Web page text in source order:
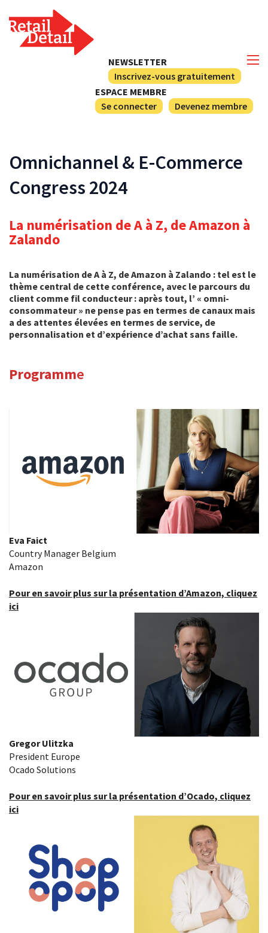
NEWSLETTER
Inscrivez-vous gratuitement
ESPACE MEMBRE
Se connecter
Devenez membre
Omnichannel & E-Commerce
Congress 2024
La numérisation de A à Z, de Amazon à
Zalando
La numérisation de A à Z, de Amazon à Zalando : tel est le
thème central de cette conférence, avec le parcours du
client comme fil conducteur : après tout, l’ « omni-
consommateur » ne pense pas en termes de canaux mais
a des attentes élevées en termes de service, de
personnalisation et d’expérience d’achat sans faille.
Programme
Eva Faict
Country Manager Belgium
Amazon
Pour en savoir plus sur la présentation d’Amazon, cliquez
ici
Gregor Ulitzka
President Europe
Ocado Solutions
Pour en savoir plus sur la présentation d’Ocado, cliquez
ici